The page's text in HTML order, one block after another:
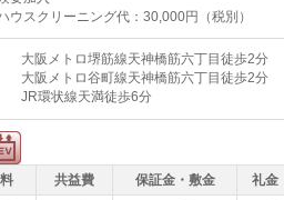
ウスクリーニング代：30,000円（税別）
大阪メトロ堺筋線天神橋筋六丁目徒歩2分
大阪メトロ谷町線天神橋筋六丁目徒歩2分
JR環状線天満徒歩6分
共益費 保証金・敷金 礼金